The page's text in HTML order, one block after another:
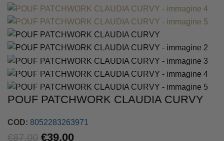
POUF PATCHWORK CLAUDIA CURVY
COD: 8052283263971
€87.00 €39.00